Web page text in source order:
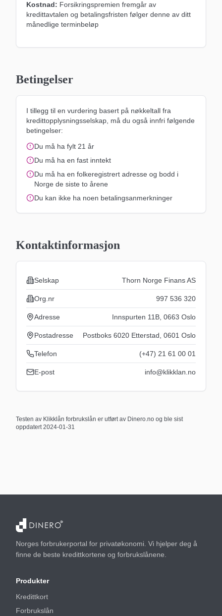
Kostnad: Forsikringspremien fremgår av
kredittavtalen og betalingsfristen følger denne av ditt
månedlige terminbeløp
Betingelser
I tillegg til en vurdering basert på nøkkeltall fra
kredittopplysningsselskap, må du også innfri følgende
betingelser:
Du må ha fylt 21 år
Du må ha en fast inntekt
Du må ha en folkeregistrert adresse og bodd i
Norge de siste to årene
Du kan ikke ha noen betalingsanmerkninger
Kontaktinformasjon
Selskap Thorn Norge Finans AS
Org.nr 997 536 320
Adresse Innspurten 11B, 0663 Oslo
Postadresse Postboks 6020 Etterstad, 0601 Oslo
Telefon (+47) 21 61 00 01
E-post info@klikklan.no
Testen av Klikklån forbrukslån er utført av Dinero.no og ble sist
oppdatert2024-01-31
Norges forbrukerportal for privatøkonomi. Vi hjelper deg å
finne de beste kredittkortene og forbrukslånene.
Produkter
Kredittkort
Forbrukslån